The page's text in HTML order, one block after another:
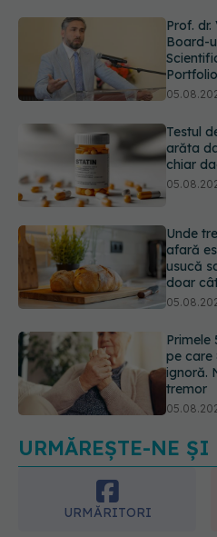
Testul
arăta
chiar
Unde
afară
Primele
pe care
ignoră.
respect
URMĂREȘTE-NE ȘI
URMĂRITORI